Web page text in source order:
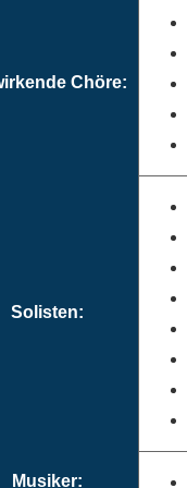
Chöre:
Solisten:
Musiker: